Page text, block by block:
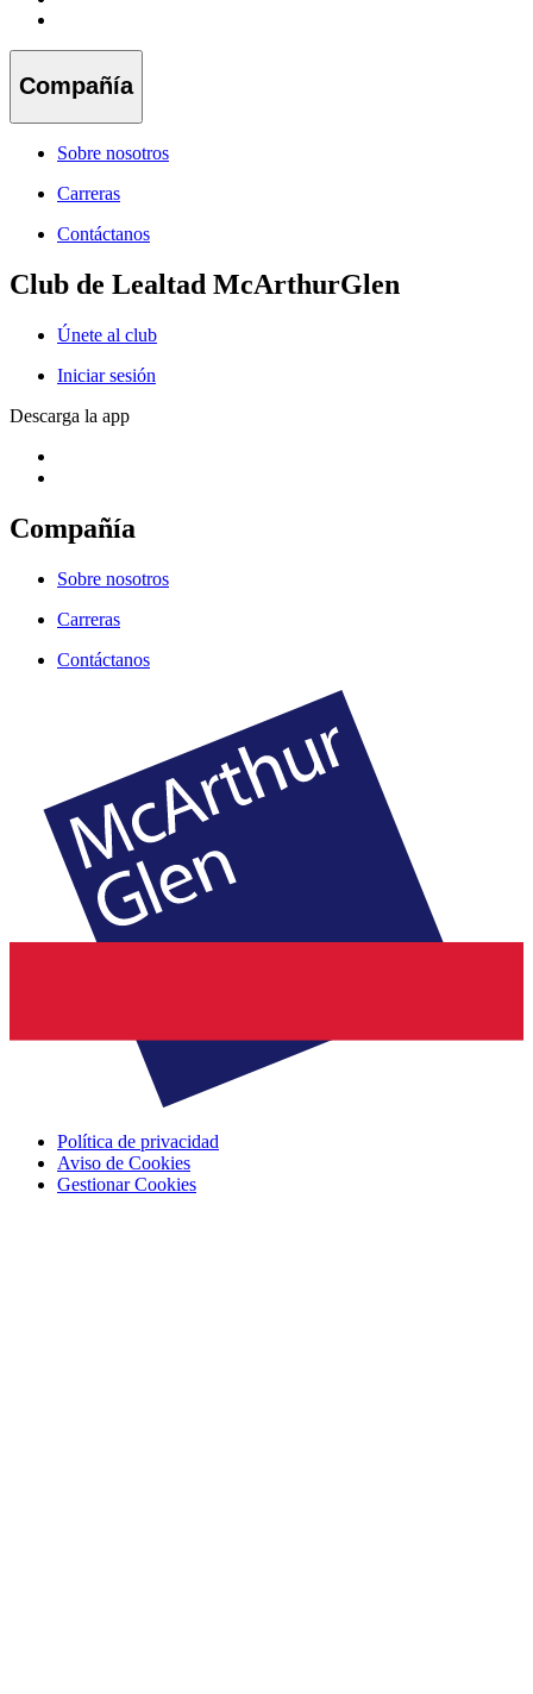
Compañía
Sobre nosotros
Carreras
Contáctanos
Club de Lealtad McArthurGlen
Únete al club
Iniciar sesión
Descarga la app
Compañía
Sobre nosotros
Carreras
Contáctanos
Política de privacidad
Aviso de Cookies
Gestionar Cookies